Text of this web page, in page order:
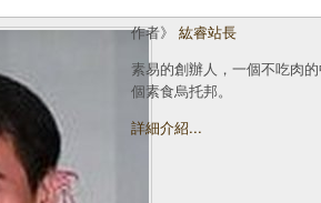
作者》 紘睿站長
素易的創辦人，一個不吃肉
個素食烏托邦。
詳細介紹...